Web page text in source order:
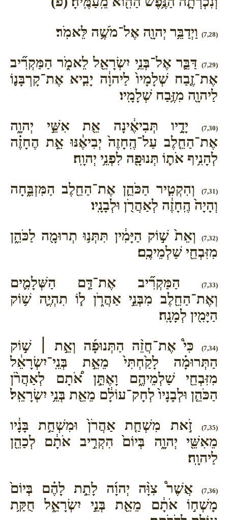
(7,28) וַיְדַבֵּ֥ר יְהוָ֖ה אֶל־מֹשֶׁ֥ה לֵּאמֹֽר׃
(7,29)
דַּבֵּ֛ר אֶל־בְּנֵ֥י יִשְׂרָאֵ֖ל לֵאמֹ֑ר הַמַּקְרִ֞יב
אֶת־זֶ֤בַח שְׁלָמָיו֙ לַיהוָ֔ה יָבִ֧יא אֶת־קָרְבָּנ֛וֹ
לַיהוָ֖ה מִזֶּ֥בַח שְׁלָמָֽיו׃
(7,30)
יָדָ֣יו תְּבִיאֶ֔ינָה אֵ֖ת אִשֵּׁ֣י יְהוָ֑ה
אֶת־הַחֵ֤לֶב עַל־הֶֽחָזֶה֙ יְבִיאֶ֔נּוּ אֵ֣ת הֶחָזֶ֗ה
לְהָנִ֥יף אֹת֛וֹ תְּנוּפָ֖ה לִפְנֵ֥י יְהוָֽה׃
(7,31)
וְהִקְטִ֧יר הַכֹּהֵ֛ן אֶת־הַחֵ֖לֶב הַמִּזְבֵּ֑חָה
וְהָיָה֙ הֶֽחָזֶ֔ה לְאַהֲרֹ֖ן וּלְבָנָֽיו׃
(7,32)
וְאֵת֙ שׁ֣וֹק הַיָּמִ֔ין תִּתְּנ֥וּ תְרוּמָ֖ה לַכֹּהֵ֑ן
מִזִּבְחֵ֖י שַׁלְמֵיכֶֽם׃
(7,33)
הַמַּקְרִ֞יב אֶת־דַּ֧ם הַשְּׁלָמִ֛ים
וְאֶת־הַחֵ֖לֶב מִבְּנֵ֣י אַהֲרֹ֑ן ל֧וֹ תִהְיֶ֛ה שׁ֥וֹק
הַיָּמִ֖ין לְמָנָֽה׃
(7,34)
כִּי֩ אֶת־חֲזֵ֨ה הַתְּנוּפָ֜ה וְאֵ֣ת ׀ שׁ֣וֹק
הַתְּרוּמָ֗ה לָקַ֙חְתִּי֙ מֵאֵ֣ת בְּנֵֽי־יִשְׂרָאֵ֔ל
מִזִּבְחֵ֖י שַׁלְמֵיהֶ֑ם וָאֶתֵּ֣ן אֹ֠תָם לְאַהֲרֹ֨ן
הַכֹּהֵ֤ן וּלְבָנָיו֙ לְחָק־עוֹלָ֔ם מֵאֵ֖ת בְּנֵ֥י יִשְׂרָאֵֽל׃
(7,35)
זֹ֣את מִשְׁחַ֤ת אַהֲרֹן֙ וּמִשְׁחַ֣ת בָּנָ֔יו
מֵאִשֵּׁ֖י יְהוָ֑ה בְּיוֹם֙ הִקְרִ֣יב אֹתָ֔ם לְכַהֵ֖ן
לַיהוָֽה׃
(7,36)
אֲשֶׁר֩ צִוָּ֨ה יְהוָ֜ה לָתֵ֣ת לָהֶ֗ם בְּיוֹם֙
מָשְׁח֣וֹ אֹתָ֔ם מֵאֵ֖ת בְּנֵ֣י יִשְׂרָאֵ֑ל חֻקַּ֥ת